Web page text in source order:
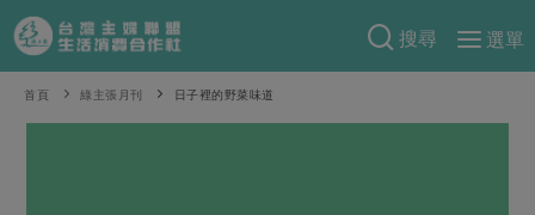
搜尋
選單
產品分類
首頁 綠主張月刊 日子裡的野菜味道